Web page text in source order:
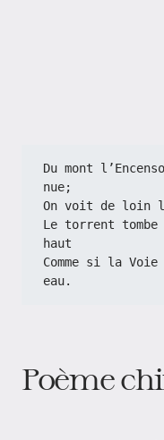
Du mont
nue;
On voit de loin
Le torrent
haut
Comme si la
eau.
Poème